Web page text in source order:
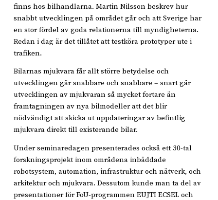
finns hos bilhandlarna. Martin Nilsson beskrev hur
snabbt utvecklingen på området går och att Sverige har
en stor fördel av goda relationerna till myndigheterna.
Redan i dag är det tillåtet att testköra prototyper ute i
trafiken.
Bilarnas mjukvara får allt större betydelse och
utvecklingen går snabbare och snabbare – snart går
utvecklingen av mjukvaran så mycket fortare än
framtagningen av nya bilmodeller att det blir
nödvändigt att skicka ut uppdateringar av befintlig
mjukvara direkt till existerande bilar.
Under seminaredagen presenterades också ett 30-tal
forskningsprojekt inom områdena inbäddade
robotsystem, automation, infrastruktur och nätverk, och
arkitektur och mjukvara. Dessutom kunde man ta del av
presentationer för FoU-programmen EUJTI ECSEL och